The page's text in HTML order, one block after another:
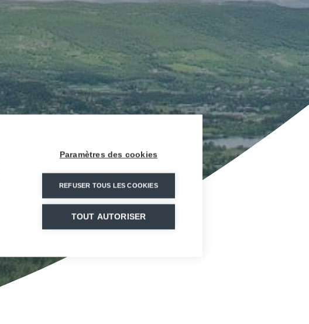
Paramètres des cookies
REFUSER TOUS LES COOKIES
TOUT AUTORISER